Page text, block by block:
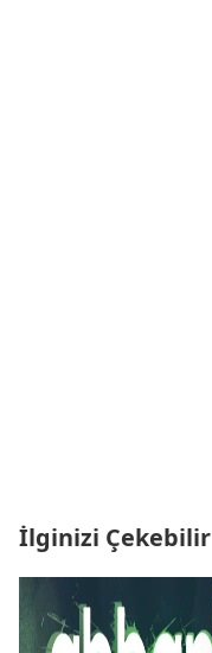
İlginizi Çekebilir